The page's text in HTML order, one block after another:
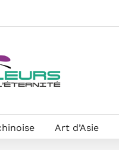
Art d’Asie